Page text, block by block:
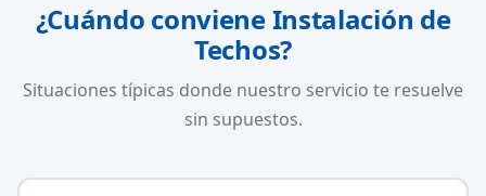
¿Cuándo conviene Instalación de
Techos?
Situaciones típicas donde nuestro servicio te resuelve
sin supuestos.